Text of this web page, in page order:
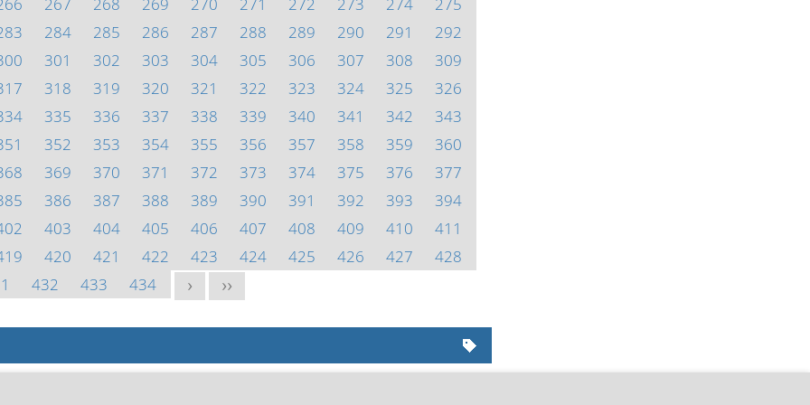
284 285 286 287 288 289 290 291
292
301 302 303 304 305 306 307 308
309
318 319 320 321 322 323 324 325
326
335 336 337 338 339 340 341 342
343
352 353 354 355 356 357 358 359
360
369 370 371 372 373 374 375 376
377
386 387 388 389 390 391 392 393
394
403 404 405 406 407 408 409 410
411
420 421 422 423 424 425 426 427
428
432 433 434 > >>